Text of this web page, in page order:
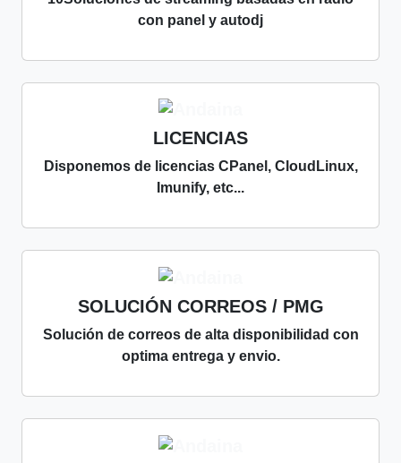
con panel y autodj
LICENCIAS
Disponemos de licencias CPanel, CloudLinux,
Imunify, etc...
SOLUCIÓN CORREOS / PMG
Solución de correos de alta disponibilidad con
optima entrega y envio.